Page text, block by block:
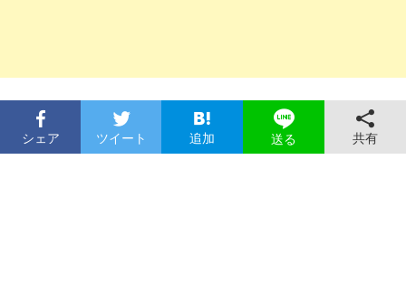
シェア ツイート 追加 送る 共有